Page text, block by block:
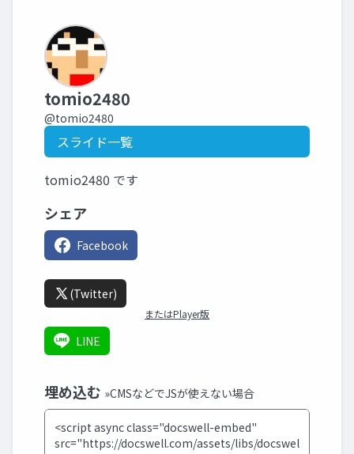
tomio2480
@tomio2480
スライド一覧
tomio2480 です
シェア
Facebook
(Twitter)
またはPlayer版
LINE
埋め込む »CMSなどでJSが使えない場合